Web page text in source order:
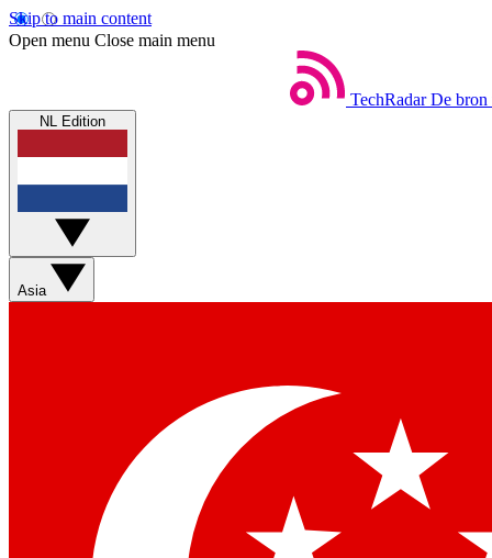
Skip to main content
Open menu Close main menu
TechRadar De bron
NL Edition
Asia